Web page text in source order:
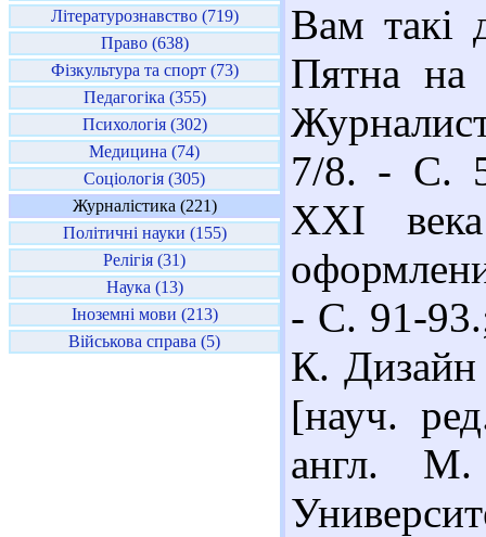
Літературознавство (719)
Право (638)
Фізкультура та спорт (73)
Педагогіка (355)
Психологія (302)
Медицина (74)
Соціологія (305)
Журналістика (221)
Політичні науки (155)
Релігія (31)
Наука (13)
Іноземні мови (213)
Військова справа (5)
Вам такі
Пятна на
7/8. - С.
ХХI
- С. 91-
К.
[науч.
англ.